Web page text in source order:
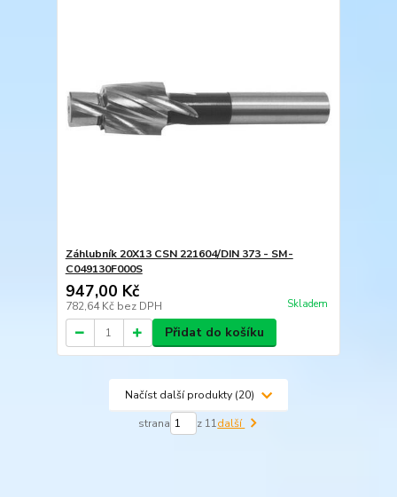
Záhlubník 20X13 CSN 221604/DIN 373 - SM-
C049130F000S
947,00 Kč
782,64 Kč bez DPH Skladem
Přidat do košíku
Načíst další produkty (20)
strana z 11další